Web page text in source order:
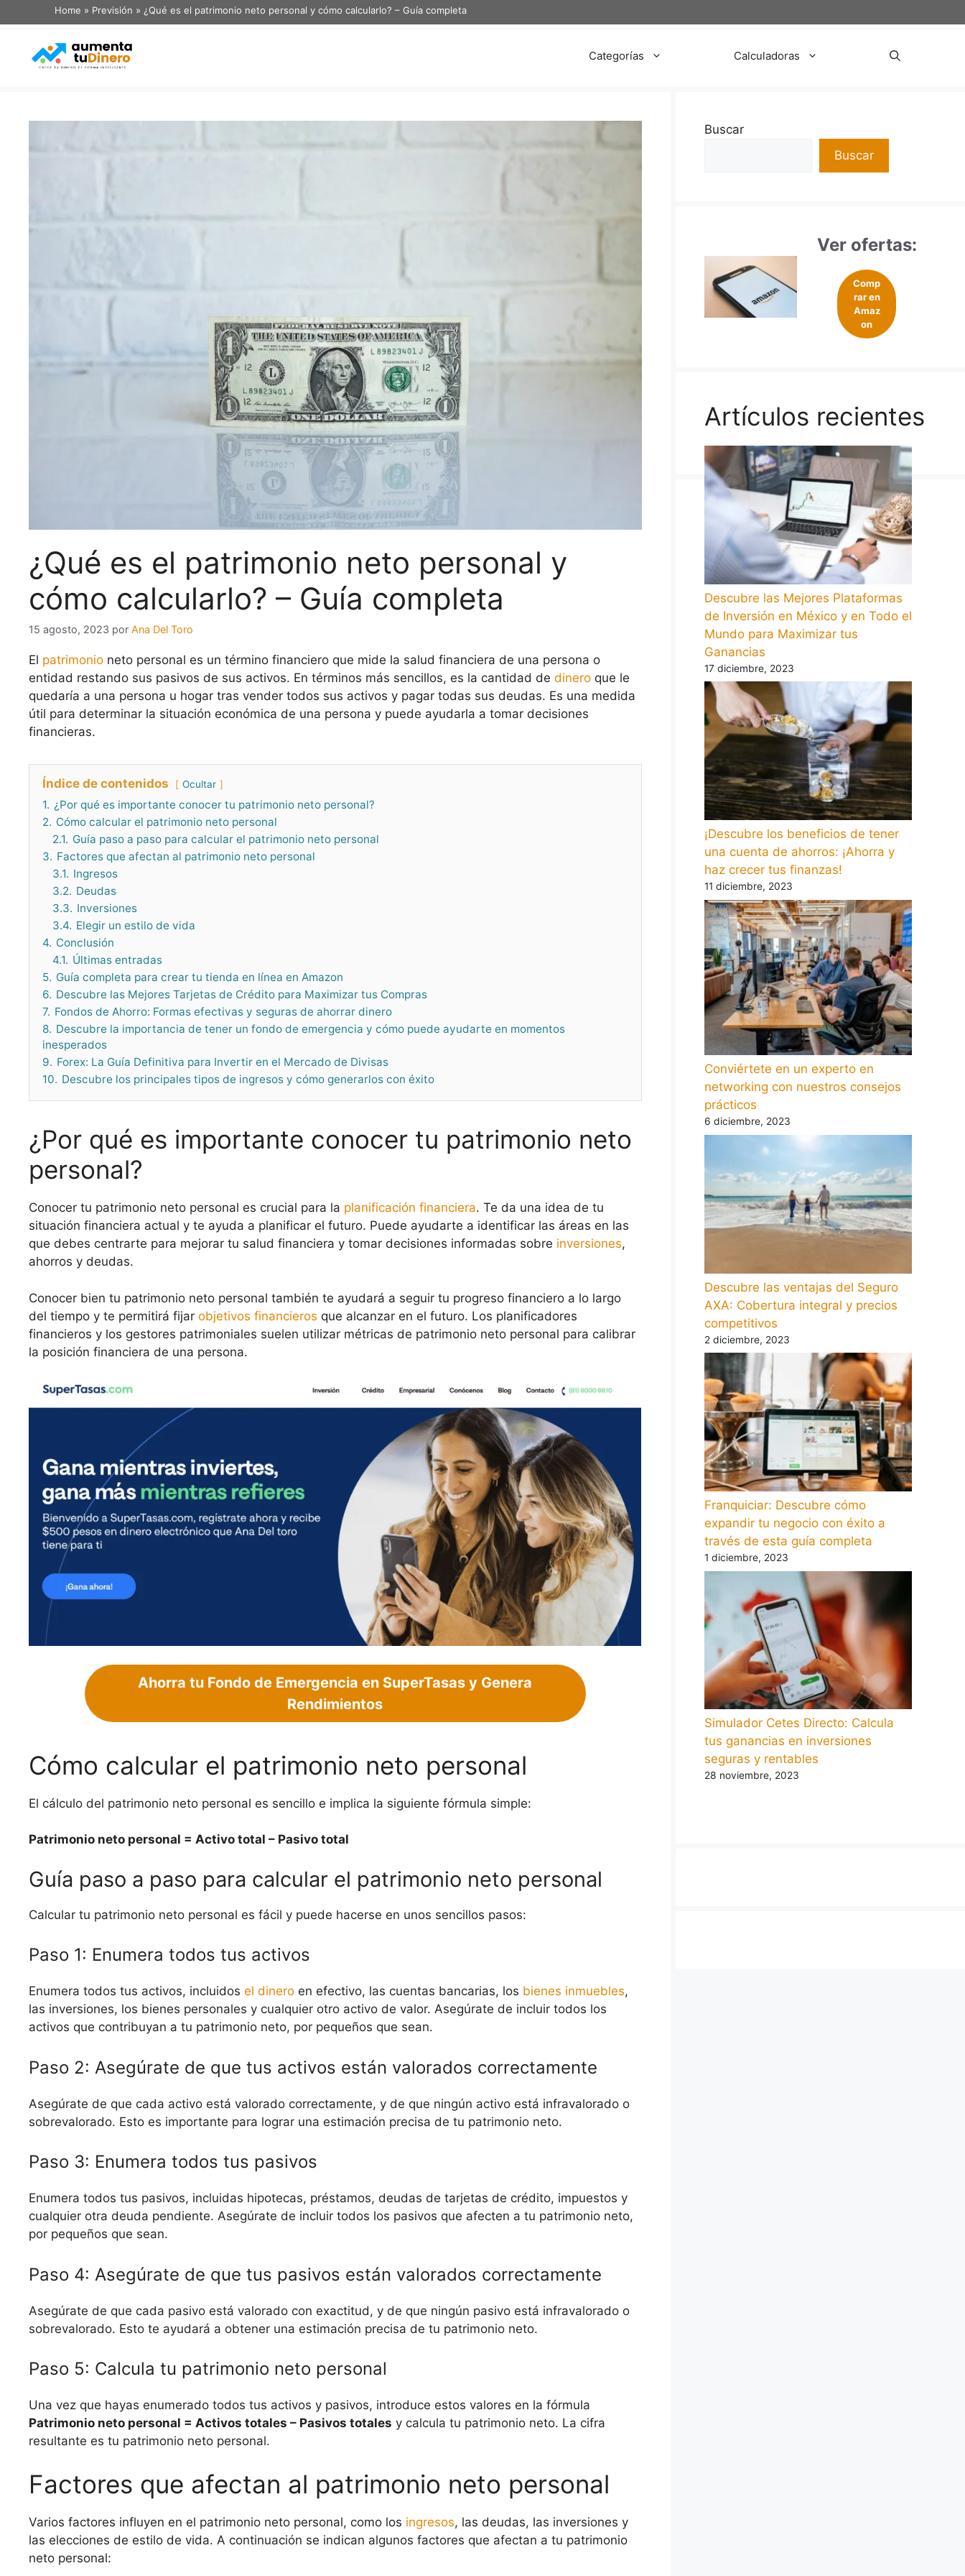
Home » Previsión » ¿Qué es el patrimonio neto personal y cómo calcularlo? – Guía completa
Categorías Calculadoras
¿Qué es el patrimonio neto personal y
cómo calcularlo? – Guía completa
15 agosto, 2023 por Ana Del Toro
El patrimonio neto personal es un término financiero que mide la salud financiera de una persona o
entidad restando sus pasivos de sus activos. En términos más sencillos, es la cantidad de dinero que le
quedaría a una persona u hogar tras vender todos sus activos y pagar todas sus deudas. Es una medida
útil para determinar la situación económica de una persona y puede ayudarla a tomar decisiones
financieras.
Índice de contenidos Ocultar
1. ¿Por qué es importante conocer tu patrimonio neto personal?
2. Cómo calcular el patrimonio neto personal
2.1. Guía paso a paso para calcular el patrimonio neto personal
3. Factores que afectan al patrimonio neto personal
3.1. Ingresos
3.2. Deudas
3.3. Inversiones
3.4. Elegir un estilo de vida
4. Conclusión
4.1. Últimas entradas
5. Guía completa para crear tu tienda en línea en Amazon
6. Descubre las Mejores Tarjetas de Crédito para Maximizar tus Compras
7. Fondos de Ahorro: Formas efectivas y seguras de ahorrar dinero
8. Descubre la importancia de tener un fondo de emergencia y cómo puede ayudarte en momentos
inesperados
9. Forex: La Guía Definitiva para Invertir en el Mercado de Divisas
10. Descubre los principales tipos de ingresos y cómo generarlos con éxito
¿Por qué es importante conocer tu patrimonio neto
personal?
Conocer tu patrimonio neto personal es crucial para la planificación financiera. Te da una idea de tu
situación financiera actual y te ayuda a planificar el futuro. Puede ayudarte a identificar las áreas en las
que debes centrarte para mejorar tu salud financiera y tomar decisiones informadas sobre inversiones,
ahorros y deudas.
Conocer bien tu patrimonio neto personal también te ayudará a seguir tu progreso financiero a lo largo
del tiempo y te permitirá fijar objetivos financieros que alcanzar en el futuro. Los planificadores
financieros y los gestores patrimoniales suelen utilizar métricas de patrimonio neto personal para calibrar
la posición financiera de una persona.
Ahorra tu Fondo de Emergencia en SuperTasas y Genera
Rendimientos
Cómo calcular el patrimonio neto personal
El cálculo del patrimonio neto personal es sencillo e implica la siguiente fórmula simple:
Patrimonio neto personal = Activo total – Pasivo total
Guía paso a paso para calcular el patrimonio neto personal
Calcular tu patrimonio neto personal es fácil y puede hacerse en unos sencillos pasos:
Paso 1: Enumera todos tus activos
Enumera todos tus activos, incluidos el dinero en efectivo, las cuentas bancarias, los bienes inmuebles,
las inversiones, los bienes personales y cualquier otro activo de valor. Asegúrate de incluir todos los
activos que contribuyan a tu patrimonio neto, por pequeños que sean.
Paso 2: Asegúrate de que tus activos están valorados correctamente
Asegúrate de que cada activo está valorado correctamente, y de que ningún activo está infravalorado o
sobrevalorado. Esto es importante para lograr una estimación precisa de tu patrimonio neto.
Paso 3: Enumera todos tus pasivos
Enumera todos tus pasivos, incluidas hipotecas, préstamos, deudas de tarjetas de crédito, impuestos y
cualquier otra deuda pendiente. Asegúrate de incluir todos los pasivos que afecten a tu patrimonio neto,
por pequeños que sean.
Paso 4: Asegúrate de que tus pasivos están valorados correctamente
Asegúrate de que cada pasivo está valorado con exactitud, y de que ningún pasivo está infravalorado o
sobrevalorado. Esto te ayudará a obtener una estimación precisa de tu patrimonio neto.
Paso 5: Calcula tu patrimonio neto personal
Una vez que hayas enumerado todos tus activos y pasivos, introduce estos valores en la fórmula
Patrimonio neto personal = Activos totales – Pasivos totales y calcula tu patrimonio neto. La cifra
resultante es tu patrimonio neto personal.
Factores que afectan al patrimonio neto personal
Varios factores influyen en el patrimonio neto personal, como los ingresos, las deudas, las inversiones y
las elecciones de estilo de vida. A continuación se indican algunos factores que afectan a tu patrimonio
neto personal:
Buscar
Buscar
Ver ofertas:
Comp
rar en
Amaz
on
Artículos recientes
Descubre las Mejores Plataformas
de Inversión en México y en Todo el
Mundo para Maximizar tus
Ganancias
17 diciembre, 2023
¡Descubre los beneficios de tener
una cuenta de ahorros: ¡Ahorra y
haz crecer tus finanzas!
11 diciembre, 2023
Conviértete en un experto en
networking con nuestros consejos
prácticos
6 diciembre, 2023
Descubre las ventajas del Seguro
AXA: Cobertura integral y precios
competitivos
2 diciembre, 2023
Franquiciar: Descubre cómo
expandir tu negocio con éxito a
través de esta guía completa
1 diciembre, 2023
Simulador Cetes Directo: Calcula
tus ganancias en inversiones
seguras y rentables
28 noviembre, 2023